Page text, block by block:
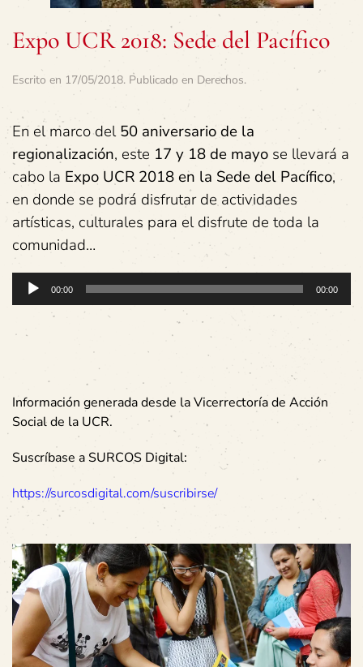
Expo UCR 2018: Sede del Pacífico
Escrito en 17/05/2018. Publicado en Derechos.
En el marco del50 aniversario de la
regionalización, este 17 y 18 de mayo se llevará a
cabo la Expo UCR 2018 en la Sede del Pacífico,
en donde se podrá disfrutar de actividades
artísticas, culturales para el disfrute de toda la
comunidad…
Reproductor
de
00:00 00:00
Información generada desde la Vicerrectoría de Acción
Social de la UCR.
Suscríbase a SURCOS Digital:
https://surcosdigital.com/suscribirse/